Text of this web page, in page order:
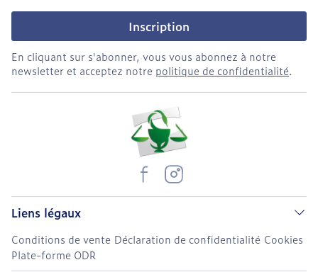
Inscription
En cliquant sur s'abonner, vous vous abonnez à notre
newsletter et acceptez notre politique de confidentialité.
Liens légaux
Conditions de vente Déclaration de confidentialité Cookies
Plate-forme ODR